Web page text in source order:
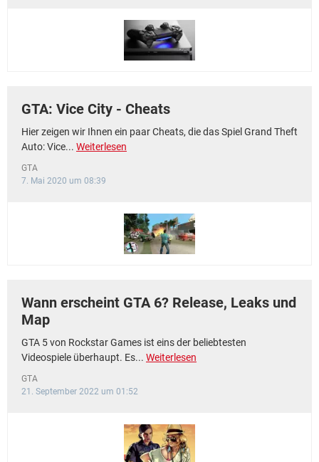
GTA: Vice City - Cheats
Hier zeigen wir Ihnen ein paar Cheats, die das Spiel Grand Theft
Auto: Vice... Weiterlesen
GTA
7. Mai 2020 um 08:39
Wann erscheint GTA 6? Release, Leaks und
Map
GTA 5 von Rockstar Games ist eins der beliebtesten
Videospiele überhaupt. Es... Weiterlesen
GTA
21. September 2022 um 01:52